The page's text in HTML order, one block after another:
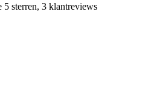
5 sterren, 3 klantreviews